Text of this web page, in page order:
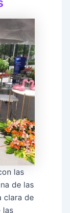
las
de las
clara de
las